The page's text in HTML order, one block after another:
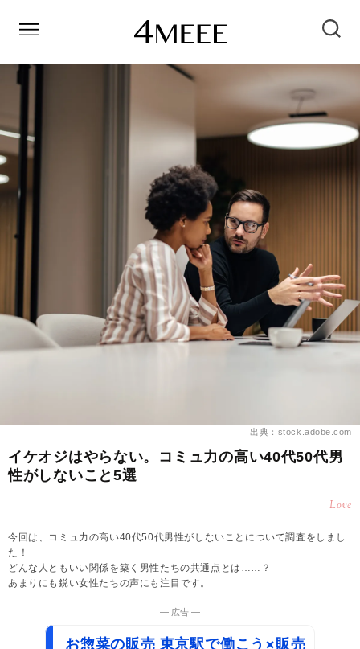
出典：stock.adobe.com
イケオジはやらない。コミュ力の高い40代50代男
性がしないこと5選
Love
今回は、コミュ力の高い40代50代男性がしないことについて調査をしまし
た！
どんな人ともいい関係を築く男性たちの共通点とは……？
あまりにも鋭い女性たちの声にも注目です。
― 広告 ―
お惣菜の販売 東京駅で働こう×販売